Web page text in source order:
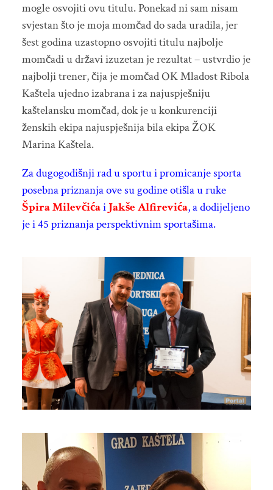
mogle osvojiti ovu titulu. Ponekad ni sam nisam
svjestan što je moja momčad do sada uradila, jer
šest godina uzastopno osvojiti titulu najbolje
momčadi u državi izuzetan je rezultat – ustvrdio je
najbolji trener, čija je momčad OK Mladost Ribola
Kaštela ujedno izabrana i za najuspješniju
kaštelansku momčad, dok je u konkurenciji
ženskih ekipa najuspješnija bila ekipa ŽOK
Marina Kaštela.
Za dugogodišnji rad u sportu i promicanje sporta
posebna priznanja ove su godine otišla u ruke
Špira MilevčićaiJakše Alfirevića, a dodijeljeno
je i 45 priznanja perspektivnim sportašima.